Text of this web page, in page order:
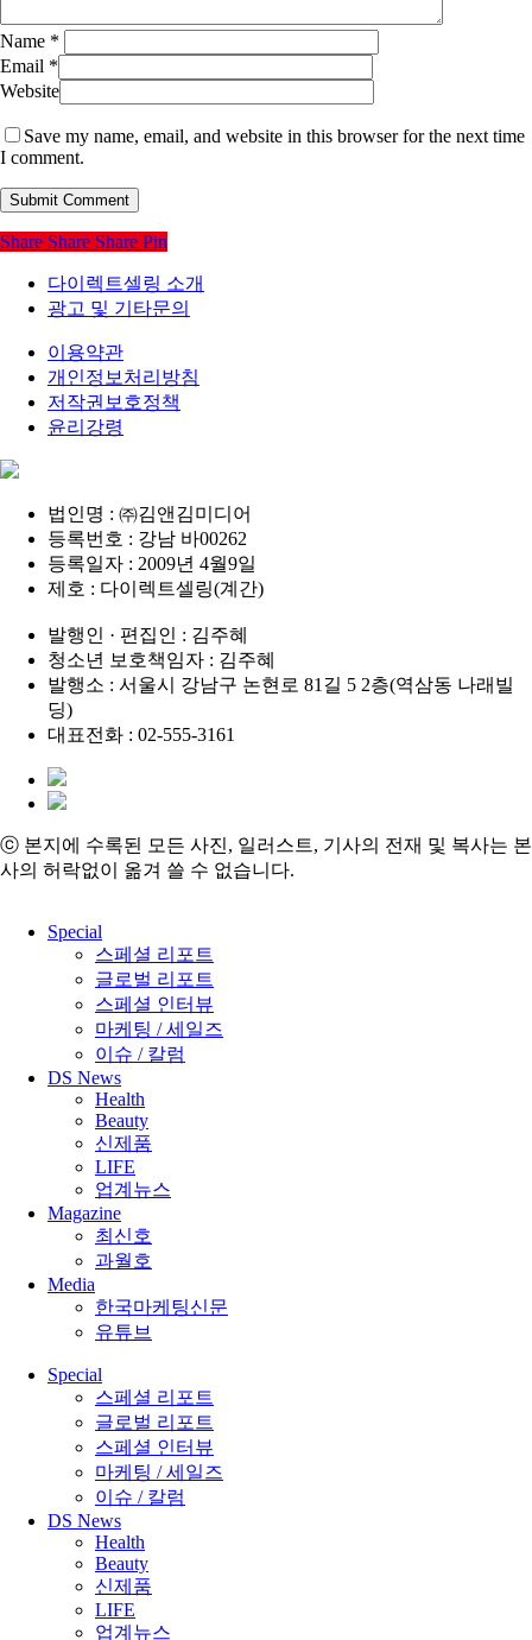
Name *
Email *
Website
Save my name, email, and website in this browser for the next time
I comment.
Share Share Share Pin
다이렉트셀링 소개
광고 및 기타문의
이용약관
개인정보처리방침
저작권보호정책
윤리강령
법인명 : ㈜김앤김미디어
등록번호 : 강남 바00262
등록일자 : 2009년 4월9일
제호 : 다이렉트셀링(계간)
발행인 · 편집인 : 김주혜
청소년 보호책임자 : 김주혜
발행소 : 서울시 강남구 논현로 81길 5 2층(역삼동 나래빌
딩)
대표전화 : 02-555-3161
ⓒ 본지에 수록된 모든 사진, 일러스트, 기사의 전재 및 복사는 본
사의 허락없이 옮겨 쓸 수 없습니다.
Close
Special
스페셜 리포트
글로벌 리포트
스페셜 인터뷰
마케팅 / 세일즈
이슈 / 칼럼
DS News
Health
Beauty
신제품
LIFE
업계뉴스
Magazine
최신호
과월호
Media
한국마케팅신문
유튜브
Special
스페셜 리포트
글로벌 리포트
스페셜 인터뷰
마케팅 / 세일즈
이슈 / 칼럼
DS News
Health
Beauty
신제품
LIFE
업계뉴스